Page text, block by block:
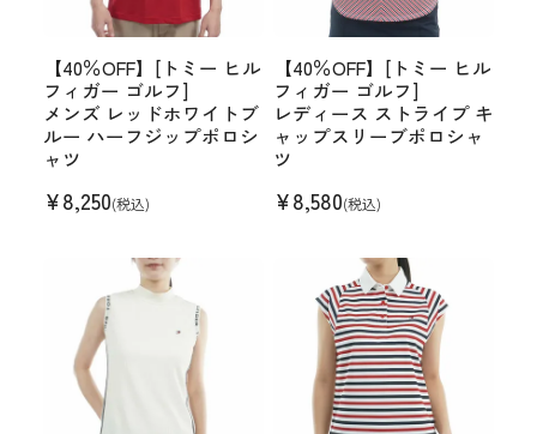
【40％OFF】[トミー ヒル
フィガー ゴルフ]
メンズ レッドホワイトブ
ルー ハーフジップポロシ
ャツ
¥8,250(税込)
【40％OFF】[トミー ヒル
フィガー ゴルフ]
レディース ストライプ キ
ャップスリーブポロシャ
ツ
¥8,580(税込)